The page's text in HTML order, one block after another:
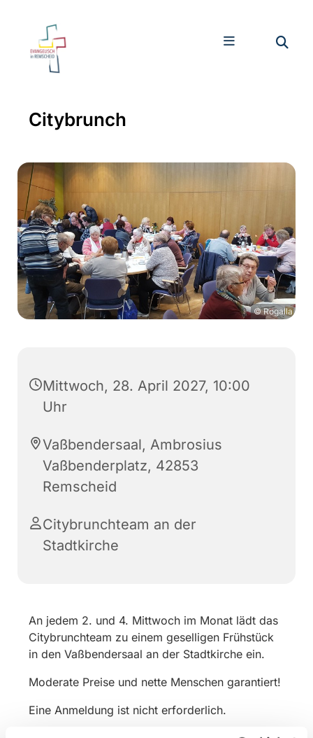
Citybrunch
© Rogalla
Mittwoch, 28. April 2027, 10:00
Uhr
Vaßbendersaal, Ambrosius
Vaßbenderplatz, 42853
Remscheid
Citybrunchteam an der
Stadtkirche
An jedem 2. und 4. Mittwoch im Monat lädt das
Citybrunchteam zu einem geselligen Frühstück
in den Vaßbendersaal an der Stadtkirche ein.
Moderate Preise und nette Menschen garantiert!
Eine Anmeldung ist nicht erforderlich.